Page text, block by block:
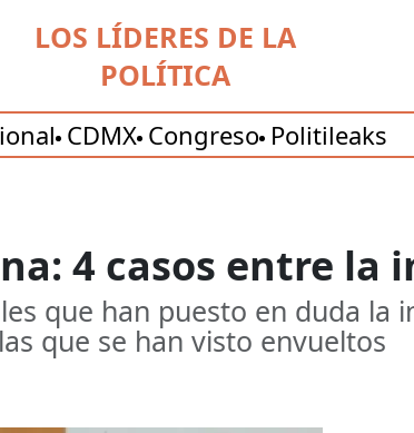
LOS LÍDERES DE LA
POLÍTICA
CDMX Congreso Politileaks
4 casos entre la
que han puesto en duda la
que se han visto envueltos